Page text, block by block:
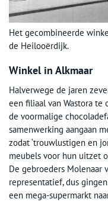
Het gecombineerde
de Heilooërdijk.
Winkel in Alkmaar
Halverwege de jaren
een filiaal van Wastora
de voormalige
samenwerking aangaan
zodat ‘trouwlustigen en
meubels voor hun uitzet
De gebroeders Molenaar
representatief, dus
een mega-supermarkt